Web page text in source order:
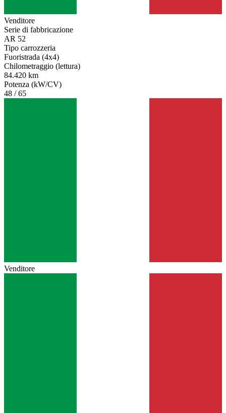
Venditore
Serie di fabbricazione
AR 52
Tipo carrozzeria
Fuoristrada (4x4)
Chilometraggio (lettura)
84.420 km
Potenza (kW/CV)
48 / 65
Venditore